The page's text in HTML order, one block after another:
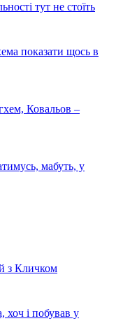
тут не стоїть
показати щось в
Ковальов –
мабуть, у
з Кличком
хоч і побував у